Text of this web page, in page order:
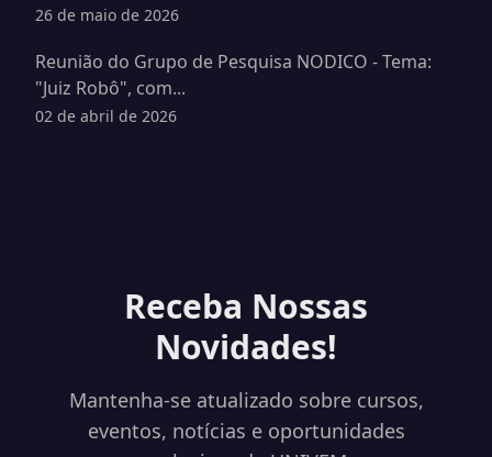
26 de maio de 2026
Reunião do Grupo de Pesquisa NODICO - Tema:
"Juiz Robô", com...
02 de abril de 2026
Receba Nossas
Novidades!
Mantenha-se atualizado sobre cursos,
eventos, notícias e oportunidades